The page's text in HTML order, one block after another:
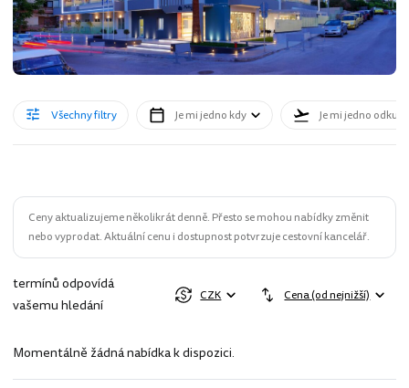
Všechny filtry Je mi jedno kdy Je mi jedno odkud
Ceny aktualizujeme několikrát denně. Přesto se mohou nabídky změnit
nebo vyprodat. Aktuální cenu i dostupnost potvrzuje cestovní kancelář.
termínů odpovídá
vašemu hledání
CZK Cena (od nejnižší)
Momentálně žádná nabídka k dispozici.